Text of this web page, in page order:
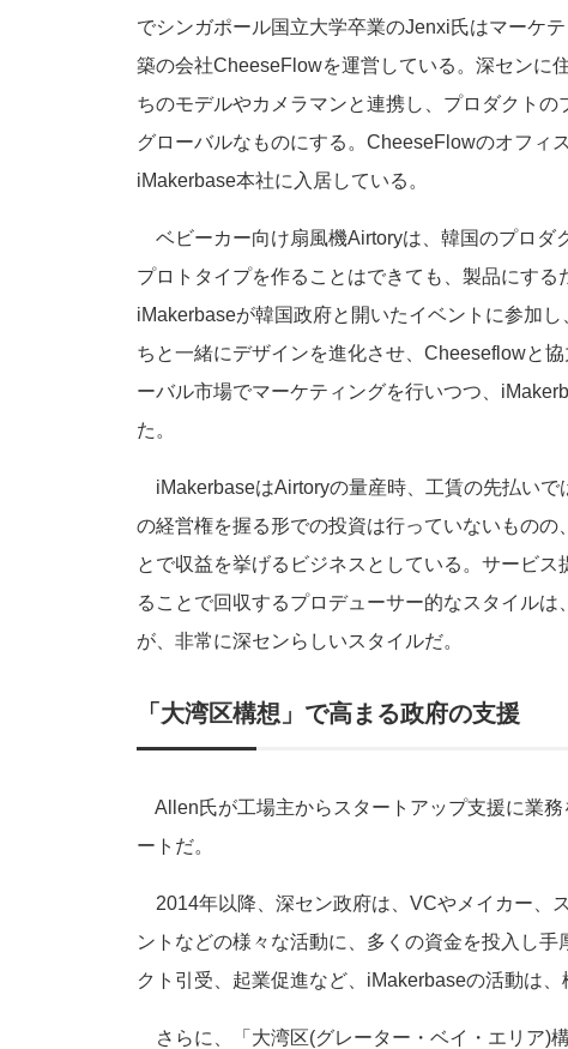
でシンガポール国立大学卒業のJenxi氏はマーケ
築の会社CheeseFlowを運営している。深センに
ちのモデルやカメラマンと連携し、プロダクトの
グローバルなものにする。CheeseFlowのオフィ
iMakerbase本社に入居している。
ベビーカー向け扇風機Airtoryは、韓国のプロダ
プロトタイプを作ることはできても、製品にす
iMakerbaseが韓国政府と開いたイベントに参加
ちと一緒にデザインを進化させ、Cheeseflowと
ーバル市場でマーケティングを行いつつ、
た。
iMakerbaseはAirtoryの量産時、工賃の先払いで
の経営権を握る形での投資は行っていないもの
とで収益を挙げるビジネスとしている。サービ
ることで回収するプロデューサー的なスタイル
が、非常に深センらしいスタイルだ。
「大湾区構想」で高まる政府の支援
Allen氏が工場主からスタートアップ支援に業
ートだ。
2014年以降、深セン政府は、VCやメイカー、
ントなどの様々な活動に、多くの資金を投入し
クト引受、起業促進など、iMakerbaseの活動は
さらに、「大湾区(グレーター・ベイ・エリア)